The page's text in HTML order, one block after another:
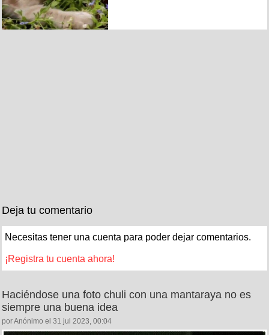
Deja tu comentario
Necesitas tener una cuenta para poder dejar comentarios.
¡Registra tu cuenta ahora!
Haciéndose una foto chuli con una mantaraya no es
siempre una buena idea
por Anónimo el 31 jul 2023, 00:04